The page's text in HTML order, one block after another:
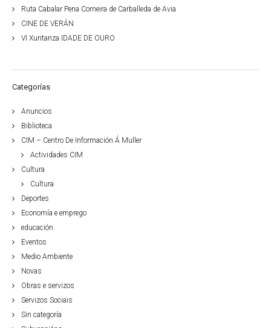
Ruta Cabalar Pena Corneira de Carballeda de Avia
CINE DE VERÁN
VI Xuntanza IDADE DE OURO
Categorías
Anuncios
Biblioteca
CIM – Centro De Información Á Muller
Actividades CIM
Cultura
Cultura
Deportes
Economía e emprego
educación.
Eventos
Medio Ambiente
Novas
Obras e servizos
Servizos Sociais
Sin categoría